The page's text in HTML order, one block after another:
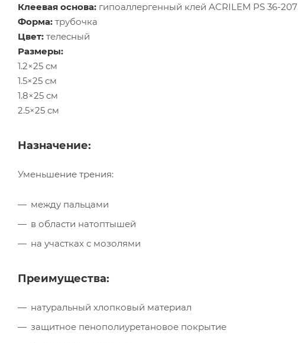
Клеевая основа: гипоаллергенный клей ACRILEM PS 36-207
Форма: трубочка
Цвет: телесный
Размеры:
1.2×25 см
1.5×25 см
1.8×25 см
2.5×25 см
Назначение:
Уменьшение трения:
между пальцами
в области натоптышей
на участках с мозолями
Преимущества:
натуральный хлопковый материал
защитное пенополиуретановое покрытие